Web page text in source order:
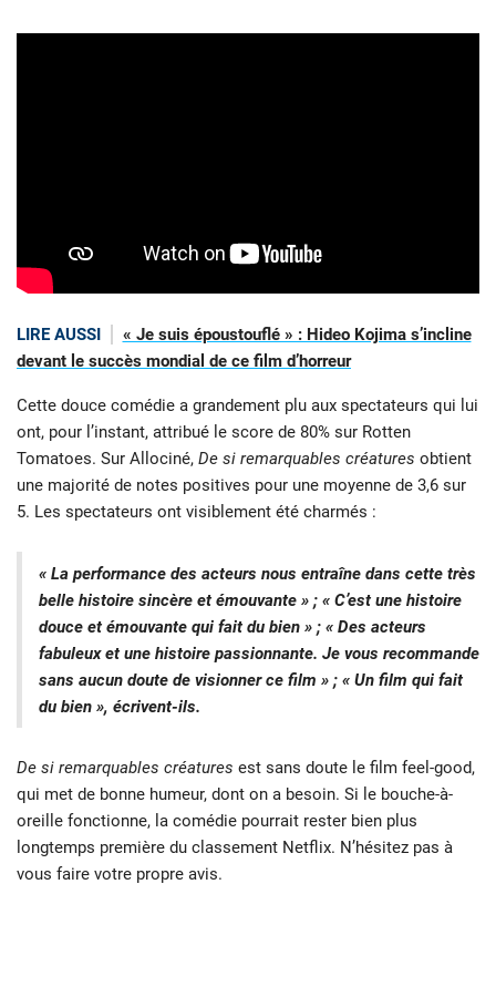
LIRE AUSSI
« Je suis époustouflé » : Hideo Kojima s’incline
devant le succès mondial de ce film d’horreur
Cette douce comédie a grandement plu aux spectateurs qui lui
ont, pour l’instant, attribué le score de 80% sur Rotten
Tomatoes. Sur Allociné, De si remarquables créatures obtient
une majorité de notes positives pour une moyenne de 3,6 sur
5. Les spectateurs ont visiblement été charmés :
« La performance des acteurs nous entraîne dans cette très
belle histoire sincère et émouvante » ; « C’est une histoire
douce et émouvante qui fait du bien » ; « Des acteurs
fabuleux et une histoire passionnante. Je vous recommande
sans aucun doute de visionner ce film » ; « Un film qui fait
du bien », écrivent-ils.
De si remarquables créatures est sans doute le film feel-good,
qui met de bonne humeur, dont on a besoin. Si le bouche-à-
oreille fonctionne, la comédie pourrait rester bien plus
longtemps première du classement Netflix. N’hésitez pas à
vous faire votre propre avis.